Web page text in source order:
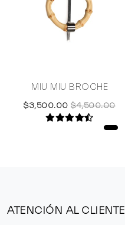
MIU MIU BROCHE
$3,500.00 $4,500.00
ATENCIÓN AL CLIENTE